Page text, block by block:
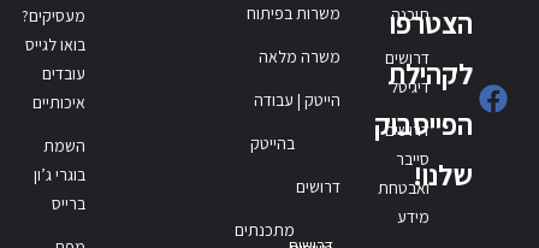
הצטרפו
לקהילת
הפייסבוק
שלנו!
תוכנה
דרושים
דיגיטל
דרושים
סייבר
ואבטחת
מידע
משרות בפיתוח
משרה מלאה
הייטק | עבודה
בהייטק
דרושים
מתכנתים
מעסיקים?
בואו לגייס
עובדים
איכותיים
השמת
בוגרי ג’ון
ברייס